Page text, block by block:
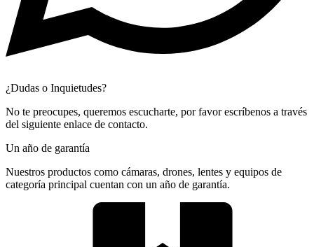
¿Dudas o Inquietudes?
No te preocupes, queremos escucharte, por favor escríbenos a través
del siguiente enlace de contacto.
Un año de garantía
Nuestros productos como cámaras, drones, lentes y equipos de
categoría principal cuentan con un año de garantía.